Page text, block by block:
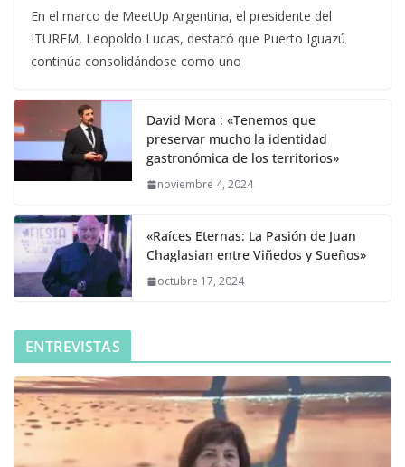
En el marco de MeetUp Argentina, el presidente del
ITUREM, Leopoldo Lucas, destacó que Puerto Iguazú
continúa consolidándose como uno
David Mora : «Tenemos que
preservar mucho la identidad
gastronómica de los territorios»
noviembre 4, 2024
«Raíces Eternas: La Pasión de Juan
Chaglasian entre Viñedos y Sueños»
octubre 17, 2024
ENTREVISTAS